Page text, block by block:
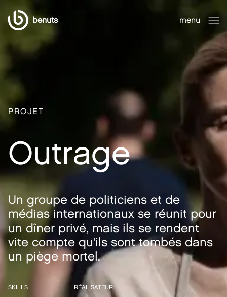
benuts
menu
PROJET
Outrage
Un groupe de politiciens et de
médias internationaux se réunit pour
un dîner privé, mais ils se rendent
vite compte qu'ils sont tombés dans
un piège mortel.
SKILLS
RÉALISATEUR